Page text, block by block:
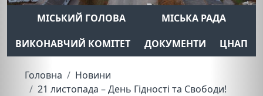
МІСЬКИЙ ГОЛОВА
МІСЬКА РАДА
ВИКОНАВЧИЙ КОМІТЕТ
ДОКУМЕНТИ ЦНАП
Головна
Новини
21 листопада – День Гідності та Свободи!